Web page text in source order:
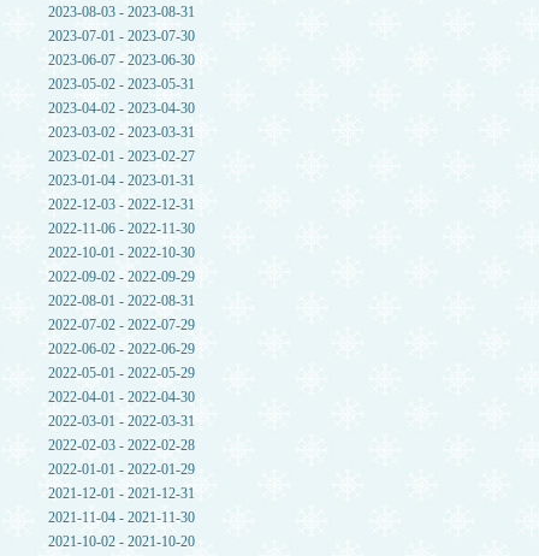
2023-08-03 - 2023-08-31
2023-07-01 - 2023-07-30
2023-06-07 - 2023-06-30
2023-05-02 - 2023-05-31
2023-04-02 - 2023-04-30
2023-03-02 - 2023-03-31
2023-02-01 - 2023-02-27
2023-01-04 - 2023-01-31
2022-12-03 - 2022-12-31
2022-11-06 - 2022-11-30
2022-10-01 - 2022-10-30
2022-09-02 - 2022-09-29
2022-08-01 - 2022-08-31
2022-07-02 - 2022-07-29
2022-06-02 - 2022-06-29
2022-05-01 - 2022-05-29
2022-04-01 - 2022-04-30
2022-03-01 - 2022-03-31
2022-02-03 - 2022-02-28
2022-01-01 - 2022-01-29
2021-12-01 - 2021-12-31
2021-11-04 - 2021-11-30
2021-10-02 - 2021-10-20